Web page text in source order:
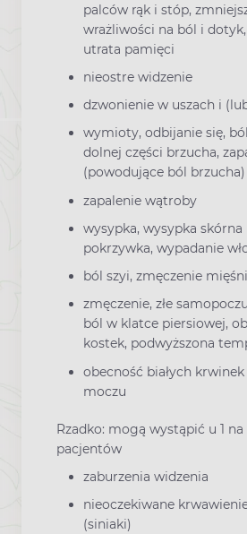
palców rąk i stóp,
wrażliwości na ból i
utrata pamięci
nieostre widzenie
dzwonienie w uszach i
wymioty, odbijanie się,
dolnej części brzucha,
(powodujące ból brzucha)
zapalenie wątroby
wysypka, wysypka skórna
pokrzywka, wypadanie
ból szyi, zmęczenie mięśni
zmęczenie, złe
ból w klatce piersiowej,
kostek, podwyższona
obecność białych
moczu
Rzadko: mogą wystąpić u 1 na
pacjentów
zaburzenia widzenia
nieoczekiwane
(siniaki)